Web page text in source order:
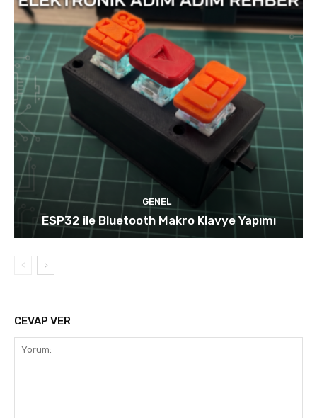
GENEL
ESP32 ile Bluetooth Makro Klavye Yapımı
CEVAP VER